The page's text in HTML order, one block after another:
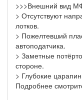
>>>Внешний вид
> Отсутствуют
лотков.
> Пожелтевший
автоподатчика.
> Заметные
стороне.
> Глубокие
Подробнее